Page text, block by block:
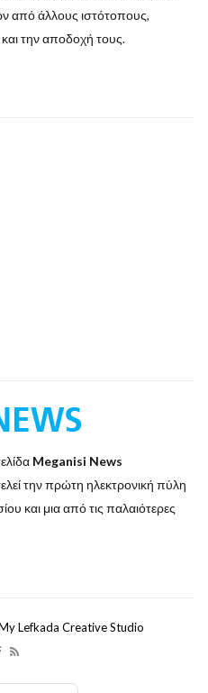
από άλλους ιστότοπους,
και την αποδοχή τους.
Meganisi News
την πρώτη ηλεκτρονική πύλη
και μια από τις παλαιότερες
Lefkada Creative Studio